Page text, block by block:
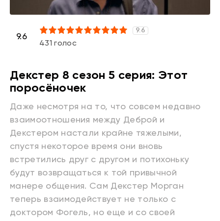
9.6
4 5 7 8 9 10 9.6
431 голос
Декстер 8 сезон 5 серия: Этот
поросёночек
Даже несмотря на то, что совсем недавно
взаимоотношения между Деброй и
Декстером настали крайне тяжелыми,
спустя некоторое время они вновь
встретились друг с другом и потихоньку
будут возвращаться к той привычной
манере общения. Сам Декстер Морган
теперь взаимодействует не только с
доктором Фогель, но еще и со своей